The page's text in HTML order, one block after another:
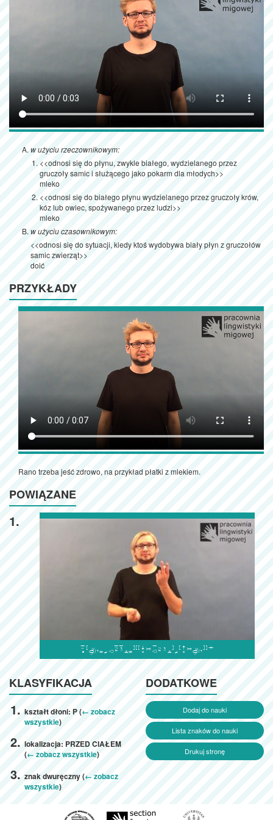
w użyciu rzeczownikowym:
<<odnosi się do płynu, zwykle białego, wydzielanego przez
gruczoły samic i służącego jako pokarm dla młodych>>
mleko
<<odnosi się do białego płynu wydzielanego przez gruczoły krów,
kóz lub owiec, spożywanego przez ludzi>>
mleko
w użyciu czasownikowym:
<<odnosi się do sytuacji, kiedy ktoś wydobywa biały płyn z gruczołów
samic zwierząt>>
doić
PRZYKŁADY
Rano trzeba jeść zdrowo, na przykład płatki z mlekiem.
POWIĄZANE
1.

KLASYFIKACJA
kształt dłoni: P (← zobacz
wszystkie)
lokalizacja: PRZED CIAŁEM
(← zobacz wszystkie)
znak dwuręczny (← zobacz
wszystkie)
DODATKOWE
Dodaj do nauki
Lista znaków do nauki
Drukuj stronę